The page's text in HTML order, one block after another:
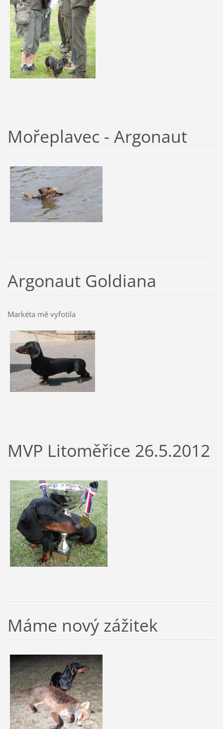
Mořeplavec - Argonaut
Argonaut Goldiana
Markéta mě vyfotila
MVP Litoměřice 26.5.2012
Máme nový zážitek